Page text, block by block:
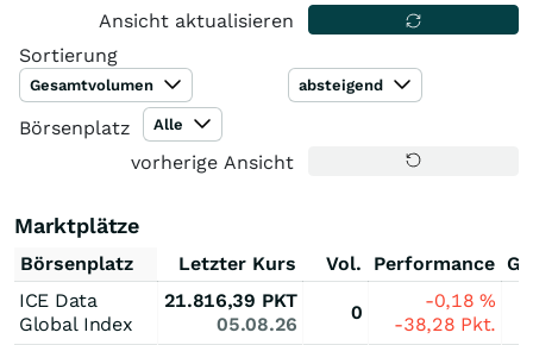
Ansicht aktualisieren
Sortierung
Gesamtvolumen absteigend
Börsenplatz Alle
vorherige Ansicht
Marktplätze
Börsenplatz Letzter Kurs Vol. Performance
ICE Data
Global Index
21.816,39 PKT
05.08.26
0
-0,18%
-38,28 Pkt.